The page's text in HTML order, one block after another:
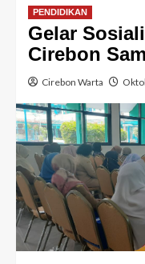
PENDIDIKAN
Gelar
Cirebon
Cirebon Warta